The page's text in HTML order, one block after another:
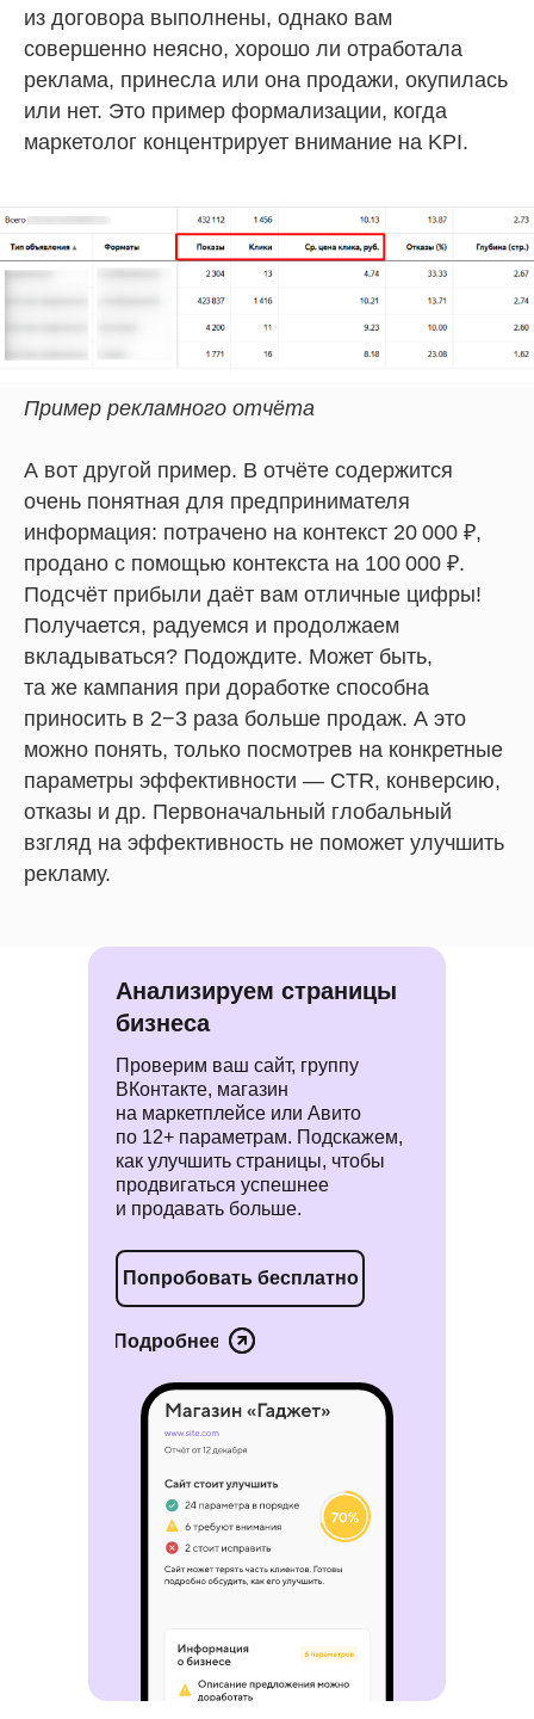
из договора выполнены, однако вам
совершенно неясно, хорошо ли отработала
реклама, принесла или она продажи, окупилась
или нет. Это пример формализации, когда
маркетолог концентрирует внимание на KPI.
Пример рекламного отчёта
А вот другой пример. В отчёте содержится
очень понятная для предпринимателя
информация: потрачено на контекст 20 000 ₽,
продано с помощью контекста на 100 000 ₽.
Подсчёт прибыли даёт вам отличные цифры!
Получается, радуемся и продолжаем
вкладываться? Подождите. Может быть,
та же кампания при доработке способна
приносить в 2−3 раза больше продаж. А это
можно понять, только посмотрев на конкретные
параметры эффективности — CTR, конверсию,
отказы и др. Первоначальный глобальный
взгляд на эффективность не поможет улучшить
рекламу.
Анализируем страницы
бизнеса
Проверим ваш сайт, группу
ВКонтакте, магазин
на маркетплейсе или Авито
по 12+ параметрам. Подскажем,
как улучшить страницы, чтобы
продвигаться успешнее
и продавать больше.
Попробовать бесплатно
Подробнее